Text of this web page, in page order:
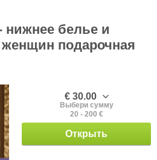
нижнее белье и
подарочная
€ 30.00
Выбери сумму
20 - 200 €
Открыть